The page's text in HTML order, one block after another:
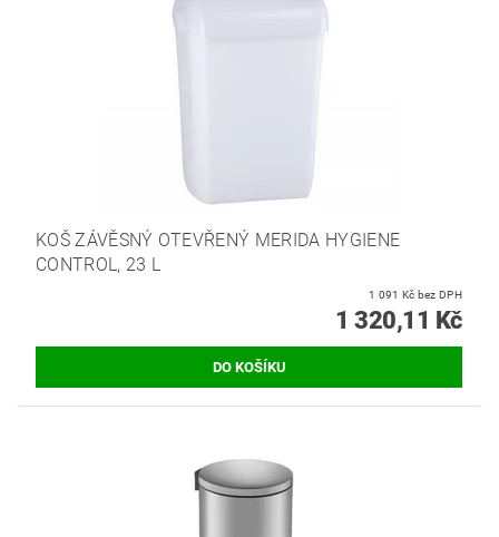
KOŠ ZÁVĚSNÝ OTEVŘENÝ MERIDA HYGIENE
CONTROL, 23 L
1 091 Kč bez DPH
1 320,11 Kč